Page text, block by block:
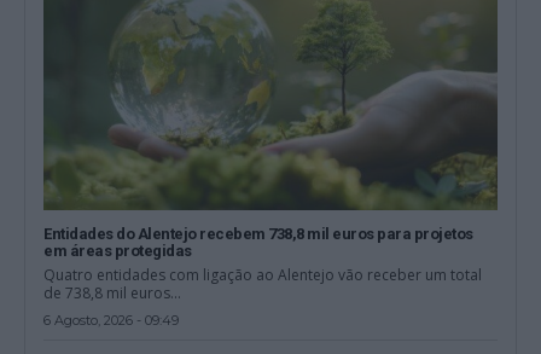
Entidades do Alentejo recebem 738,8 mil euros para projetos
em áreas protegidas
Quatro entidades com ligação ao Alentejo vão receber um total
de 738,8 mil euros...
6 Agosto, 2026 - 09:49